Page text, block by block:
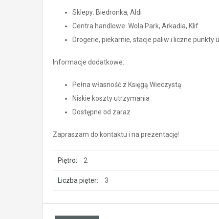
Sklepy: Biedronka, Aldi
Centra handlowe: Wola Park, Arkadia, Klif
Drogerie, piekarnie, stacje paliw i liczne punkty
Informacje dodatkowe:
Pełna własność z Księgą Wieczystą
Niskie koszty utrzymania
Dostępne od zaraz
Zapraszam do kontaktu i na prezentację!
Piętro: 2
Liczba pięter: 3